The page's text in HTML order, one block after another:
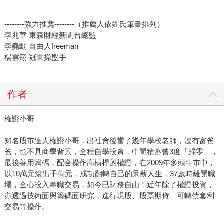
--------強力推薦--------（推薦人依姓氏筆畫排列）
李兆華 東森財經新聞台總監
李堯勳 自由人freeman
楊雲翔 冠軍操盤手
作者
權證小哥
知名股市達人權證小哥，出社會後當了幾年學校老師，沒有富爸
爸，也不具商學背景，全程自學投資，中間積蓄曾3度「歸零」，
最後善用籌碼，配合操作高槓桿的權證，在2009年多頭牛市中，
以10萬元滾出千萬元，成功翻轉自己的呆薪人生，37歲時離開職
場，全心投入專職交易，如今已財務自由！近年除了權證投資，
亦透過技術面與籌碼面研究，進行現股、股票期貨、可轉債套利
交易等操作。